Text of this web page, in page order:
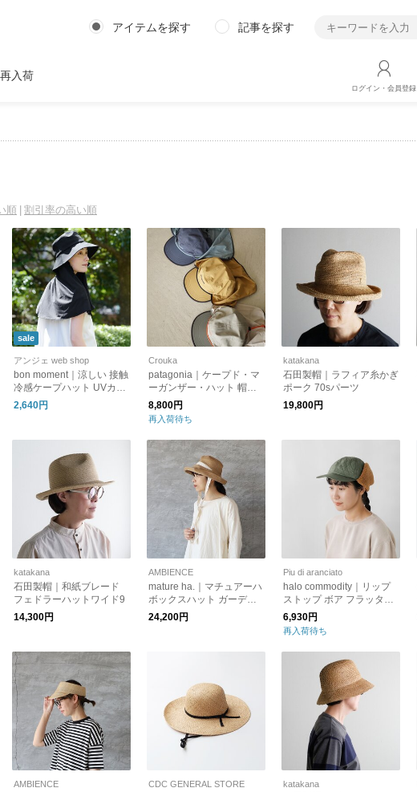
アイテムを探す 記事を探す
入荷
ログイン・会員登録
順 割引率の高い順
sale
アンジェ web shop
bon moment｜涼しい 接触
冷感ケープハット UVカッ
ト99％ UPF50＋ 遮光
2,640円
Crouka
patagonia｜ケープド・マ
ーガンザー・ハット 帽子
ユニセックス Caped Merg
anzer Hat 33570 パタゴニ
ア
8,800円
再入荷待ち
katakana
石田製帽｜ラフィア糸かぎ
ポーク 70sパーツ
19,800円
katakana
石田製帽｜和紙ブレード
フェドラーハットワイド9
14,300円
AMBIENCE
mature ha.｜マチュアーハ
ボックスハット ガーデン
リボン BOXED HAT 11cm
brim garden ribbon 「母
24,200円
Piu di aranciato
halo commodity｜リップ
ストップ ボア フラッター
トイ キャップ “Flutter Toy
Cap” h253-283-mt
6,930円
再入荷待ち
AMBIENCE CDC GENERAL STORE katakana